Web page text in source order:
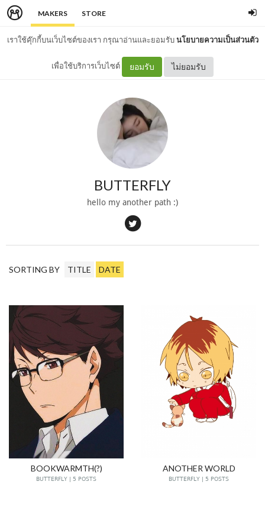
MAKERS STORE
เราใช้คุ๊กกี้บนเว็บไซต์ของเรา กรุณาอ่านและยอมรับนโยบายความเป็นส่วนตัว
เพื่อใช้บริการเว็บไซต์ ยอมรับ ไม่ยอมรับ
BUTTERFLY
hello my another path :)
SORTING BY TITLE DATE
BOOKWARMTH(?)
BUTTERFLY | 5 POSTS
ANOTHER WORLD
BUTTERFLY | 5 POSTS